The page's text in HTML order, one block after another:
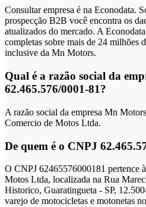
Consultar empresa é na Econodata.
prospecção B2B você encontra os
atualizados do mercado. A
completas sobre mais de 24 milhões
inclusive da Mn Motors.
Qual é a razão social da
62.465.576/0001-81?
A razão social da empresa Mn
Comercio de Motos Ltda.
De quem é o CNPJ
O CNPJ 62465576000181 pertence
Motos Ltda, localizada na Rua
Historico, Guaratingueta - SP,
varejo de motocicletas e motonetas